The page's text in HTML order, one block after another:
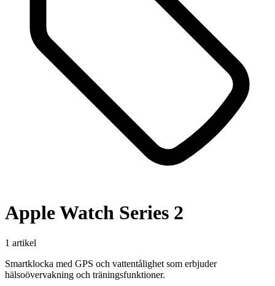
Apple Watch Series 2
1 artikel
Smartklocka med GPS och vattentålighet som erbjuder
hälsoövervakning och träningsfunktioner.